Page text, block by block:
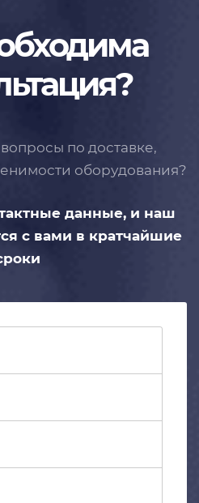
по доставке,
оборудования?
данные, и наш
с вами в кратчайшие